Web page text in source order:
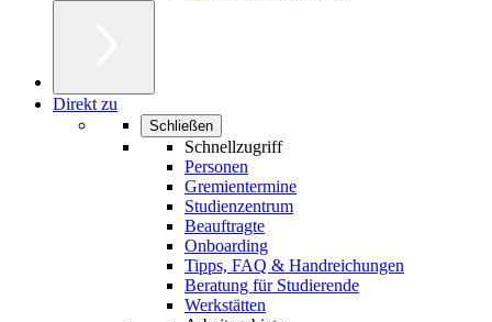
Direkt zu
Schließen
Schnellzugriff
Personen
Gremientermine
Studienzentrum
Beauftragte
Onboarding
Tipps, FAQ & Handreichungen
Beratung für Studierende
Werkstätten